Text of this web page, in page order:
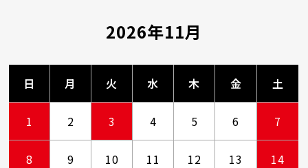
2026年11月
日 月 火 水 木 金 土
1 2 3 4 5 6 7
8 9 10 11 12 13 14